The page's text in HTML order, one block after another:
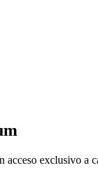
acceso exclusivo a